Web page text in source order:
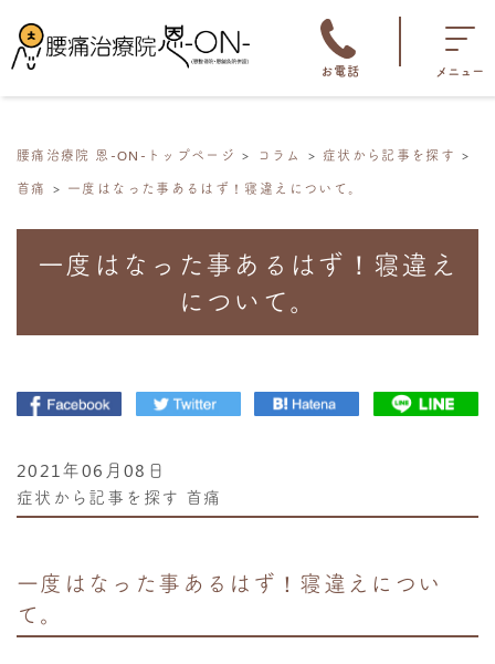
お電話 メニュー
腰痛治療院 恩-ON-トップページ コラム
症状から記事を探す
首痛
一度はなった事あるはず！寝違えについて。
一度はなった事あるはず！寝違え
について。
2021年06月08日
症状から記事を探す 首痛
一度はなった事あるはず！寝違えについ
て。